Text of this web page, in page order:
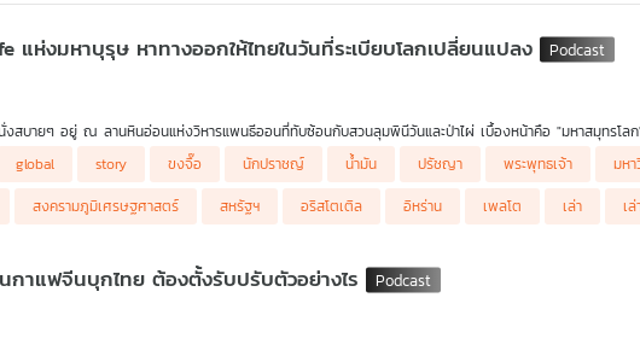
แห่งมหาบุรุษ หาทางออกให้ไทยในวันที่ระเบียบโลกเปลี่ยนแปลง
งนั่งสบายๆ อยู่ ณ ลานหินอ่อนแห่งวิหารแพนธีออนที่ทับซ้อนกับสวนลุมพินีวันและป่าไผ่ เบื้องหน้าคือ "มหาสมุทรโ
นั้น เราสามารถใช้ปัญญาประดิษฐ์ เอาหลักธรรม วิธีคิด และ ปรัชญาของมหาบุรุษอย่าง โสเครติส, เพล
ด้วยกันเพื่อวิเคราะห์หาแนวทางให้ประเทศไทยสามารถอยู่รอดและเดินหน้าได้อย่างสง่างามในกระแสโลกที่ซัดส่าย
global story ขงจื๊อ นักปราชญ์ น้ำมัน ปรัชญา พระพุทธเจ้า มหา
สงครามภูมิเศรษฐศาสตร์ สหรัฐฯ อริสโตเติล อิหร่าน เพลโต เล่า เ
กาแฟจีนบุกไทย ต้องตั้งรับปรับตัวอย่างไร